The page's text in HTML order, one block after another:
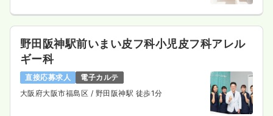
野田阪神駅前いまい皮フ科小児皮フ科アレル
ギー科
直接応募求人
電子カルテ
大阪府大阪市福島区 / 野田阪神駅 徒歩1分